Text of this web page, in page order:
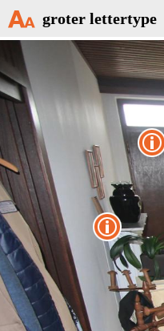
groter lettertype